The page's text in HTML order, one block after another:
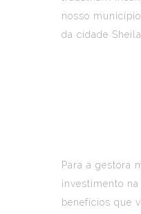
nosso
da cidade
Para a gestora
investimento
benefícios que